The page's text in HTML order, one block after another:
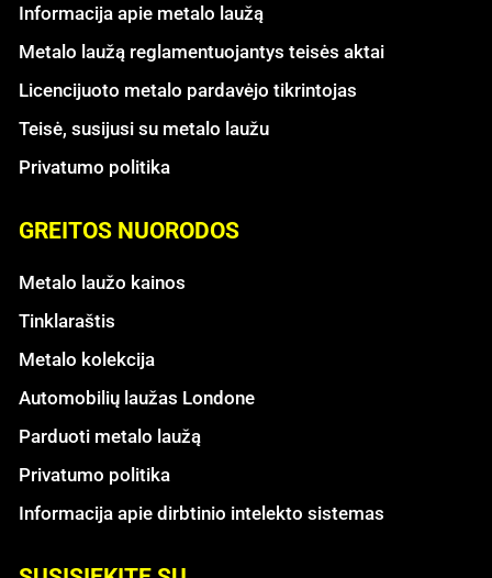
Informacija apie metalo laužą
Metalo laužą reglamentuojantys teisės aktai
Licencijuoto metalo pardavėjo tikrintojas
Teisė, susijusi su metalo laužu
Privatumo politika
GREITOS NUORODOS
Metalo laužo kainos
Tinklaraštis
Metalo kolekcija
Automobilių laužas Londone
Parduoti metalo laužą
Privatumo politika
Informacija apie dirbtinio intelekto sistemas